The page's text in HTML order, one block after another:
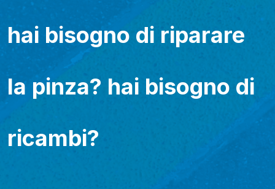
hai bisogno di riparare
la pinza? hai bisogno di
ricambi?